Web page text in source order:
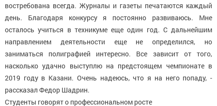
востребована всегда. Журналы и газеты печатаются каждый
день. Благодаря конкурсу я постоянно развиваюсь. Мне
осталось учиться в техникуме еще один год. С дальнейшим
направлением деятельности еще не определился, но
заниматься полиграфией интересно. Все зависит от того,
насколько удачно выступлю на предстоящем чемпионате в
2019 году в Казани. Очень надеюсь, что я на него попаду, -
рассказал Федор Шадрин.
Студенты говорят о профессиональном росте